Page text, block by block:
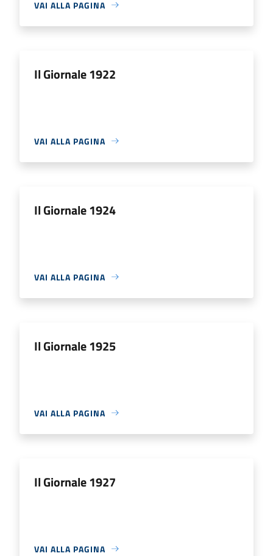
VAI ALLA PAGINA
Il Giornale 1922
VAI ALLA PAGINA
Il Giornale 1924
VAI ALLA PAGINA
Il Giornale 1925
VAI ALLA PAGINA
Il Giornale 1927
VAI ALLA PAGINA